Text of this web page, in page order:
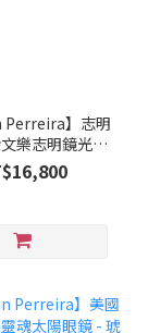
Perreira】志明
樂志明鏡光學
BP BRONSKI-
BAT